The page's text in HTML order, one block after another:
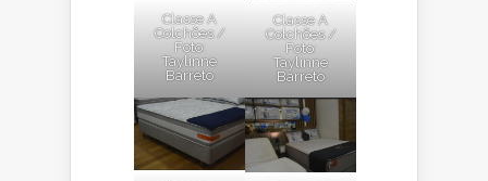
Classe A
Colchões /
Foto:
Taylinne
Barreto
Classe A
Colchões /
Foto:
Taylinne
Barreto